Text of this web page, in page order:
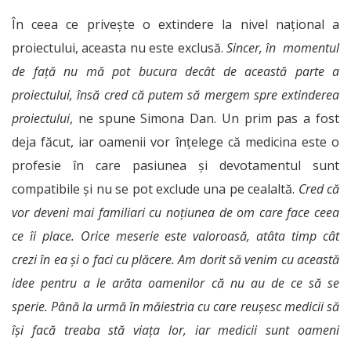
În ceea ce privește o extindere la nivel național a
proiectului, aceasta nu este exclusă. Sincer, în momentul
de față nu mă pot bucura decât de această parte a
proiectului, însă cred că putem să mergem spre extinderea
proiectului, ne spune Simona Dan. Un prim pas a fost
deja făcut, iar oamenii vor înțelege că medicina este o
profesie în care pasiunea și devotamentul sunt
compatibile și nu se pot exclude una pe cealaltă. Cred că
vor deveni mai familiari cu noțiunea de om care face ceea
ce îi place. Orice meserie este valoroasă, atâta timp cât
crezi în ea și o faci cu plăcere. Am dorit să venim cu această
idee pentru a le arăta oamenilor că nu au de ce să se
sperie. Până la urmă în măiestria cu care reușesc medicii să
își facă treaba stă viața lor, iar medicii sunt oameni